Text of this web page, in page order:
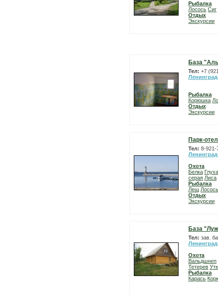
Рыбалка
Лосось Сиг
Отдых
Экскурсии
База
Тел: +7
Рыбалка
Корюшка
Отдых
Экскурсии
Парк-
Тел: 8-921-
Охота
Белка
серая Лиса
Рыбалка
Лещ Лосось
Отдых
Экскурсии
База
Тел: зав.
Охота
Вальдшнеп
Тетерев
Рыбалка
Карась